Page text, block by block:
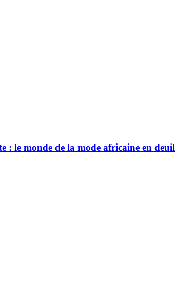
: le monde de la mode africaine en deuil